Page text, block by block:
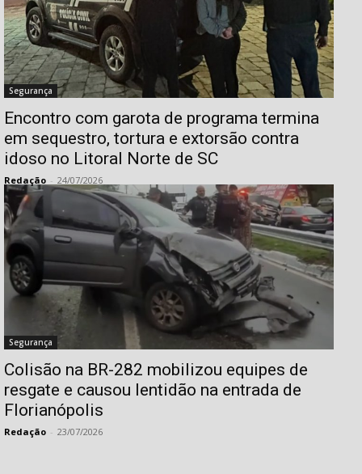
Segurança
Encontro com garota de programa termina
em sequestro, tortura e extorsão contra
idoso no Litoral Norte de SC
Redação - 24/07/2026
Segurança
Colisão na BR-282 mobilizou equipes de
resgate e causou lentidão na entrada de
Florianópolis
Redação - 23/07/2026
Isso vai fechar em13segundos